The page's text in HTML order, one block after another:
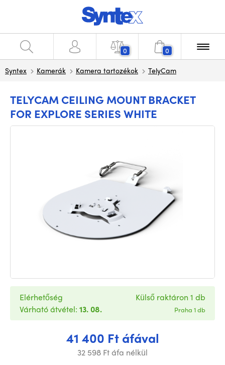
0 0
Syntex Kamerák Kamera tartozékok TelyCam
TELYCAM CEILING MOUNT BRACKET
FOR EXPLORE SERIES WHITE
41 400 Ft áfával
32 598 Ft áfa nélkül
Elérhetőség
Várható átvétel: 13. 08.
Külső raktáron 1 db
Praha 1 db